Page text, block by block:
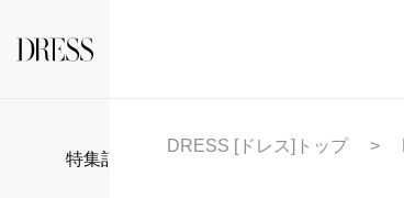
特集記事
DRESS [ドレス]トップ